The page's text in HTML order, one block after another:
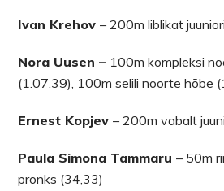
Ivan Krehov– 200m liblikat
Nora Uusen – 100m kompleksi
(1.07,39), 100m selili noorte hõbe
Ernest Kopjev– 200m vabalt
Paula Simona Tammaru– 50m
pronks (34,33)